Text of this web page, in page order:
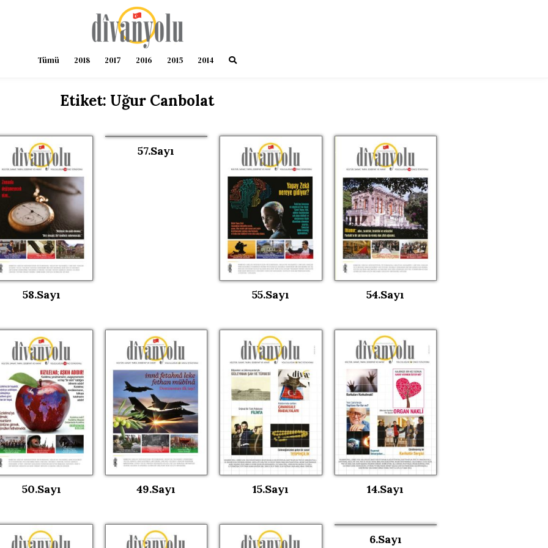
Tümü 2018 2017 2016 2015 2014
Etiket: Uğur Canbolat
58.Sayı
57.Sayı
55.Sayı 54.Sayı
50.Sayı 49.Sayı 15.Sayı 14.Sayı
6.Sayı